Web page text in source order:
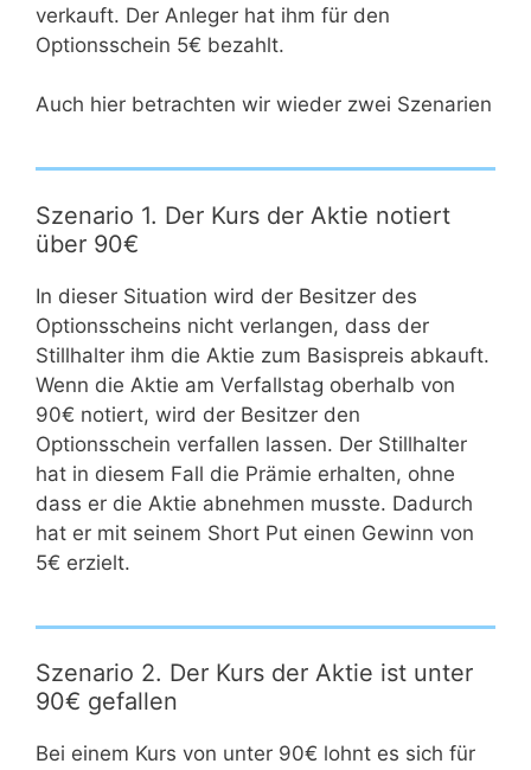
verkauft. Der Anleger hat ihm für den
Optionsschein 5€ bezahlt.
Auch hier betrachten wir wieder zwei Szenarien
Szenario 1. Der Kurs der Aktie notiert
über 90€
In dieser Situation wird der Besitzer des
Optionsscheins nicht verlangen, dass der
Stillhalter ihm die Aktie zum Basispreis abkauft.
Wenn die Aktie am Verfallstag oberhalb von
90€ notiert, wird der Besitzer den
Optionsschein verfallen lassen. Der Stillhalter
hat in diesem Fall die Prämie erhalten, ohne
dass er die Aktie abnehmen musste. Dadurch
hat er mit seinem Short Put einen Gewinn von
5€ erzielt.
Szenario 2. Der Kurs der Aktie ist unter
90€ gefallen
Bei einem Kurs von unter 90€ lohnt es sich für